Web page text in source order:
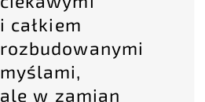
i całkiem
rozbudowanymi
myślami,
ale w zamian